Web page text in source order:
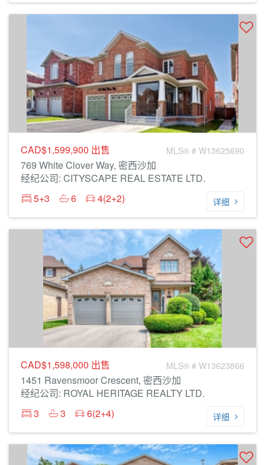
CAD$1,599,900 出售 MLS® # W13625690
769 White Clover Way, 密西沙加
经纪公司: CITYSCAPE REAL ESTATE LTD.
5+3
6 4(2+2) 详细
CAD$1,598,000 出售 MLS® # W13623866
1451 Ravensmoor Crescent, 密西沙加
经纪公司: ROYAL HERITAGE REALTY LTD.
3
3 6(2+4) 详细